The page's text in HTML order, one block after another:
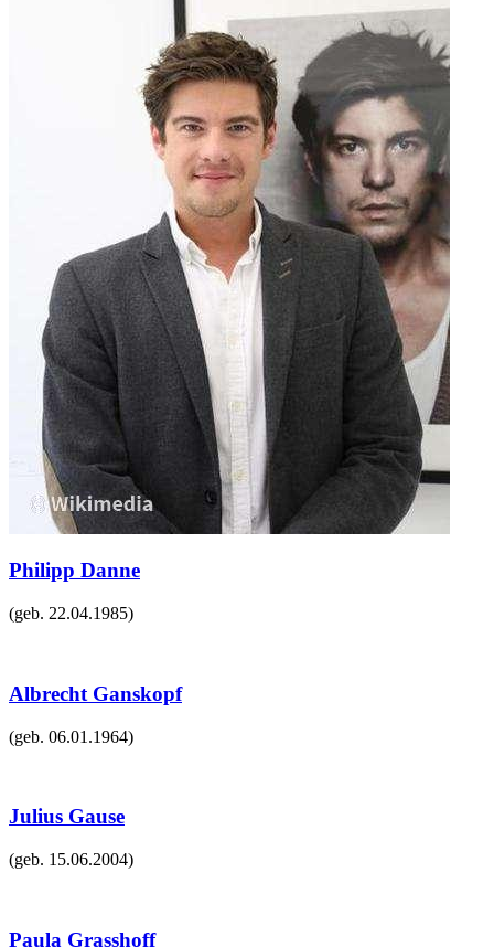
Philipp Danne
(geb. 22.04.1985)
Albrecht Ganskopf
(geb. 06.01.1964)
Julius Gause
(geb. 15.06.2004)
Paula Grasshoff